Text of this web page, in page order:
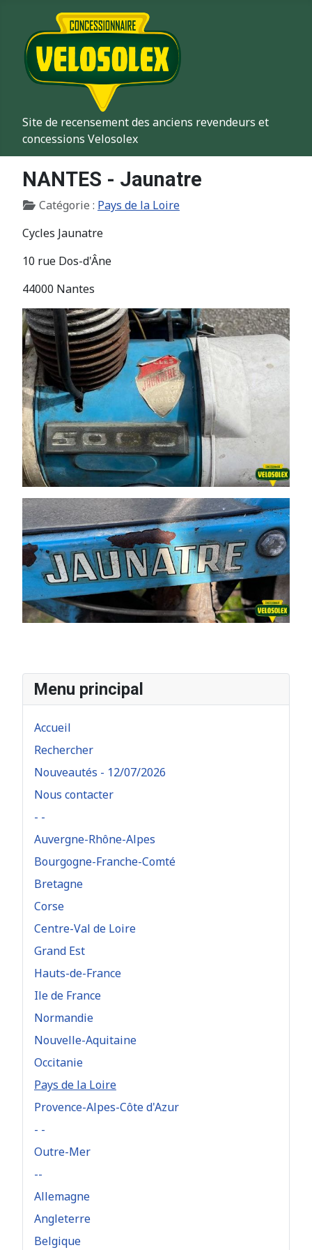
Site de recensement des anciens revendeurs et
concessions Velosolex
Menu principal
Accueil
Rechercher
Nouveautés - 12/07/2026
Nous contacter
- -
Auvergne-Rhône-Alpes
Bourgogne-Franche-Comté
Bretagne
Corse
Centre-Val de Loire
Grand Est
Hauts-de-France
Ile de France
Normandie
Nouvelle-Aquitaine
Occitanie
Pays de la Loire
Provence-Alpes-Côte d'Azur
- -
Outre-Mer
--
Allemagne
Angleterre
Belgique
NANTES - Jaunatre
Détails
Catégorie : Pays de la Loire
Cycles Jaunatre
10 rue Dos-d'Âne
44000 Nantes